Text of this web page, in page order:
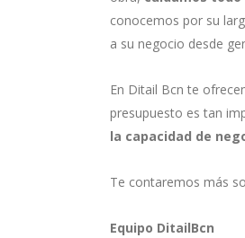
conocemos por su
a su negocio desde
En Ditail Bcn te
presupuesto es tan
la capacidad de
Te contaremos más
Equipo DitailBcn